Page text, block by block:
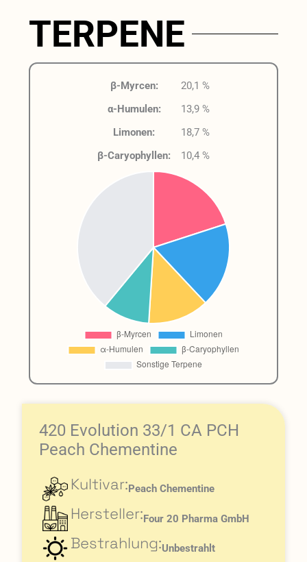
TERPENE
β-Myrcen:
20,1 %
α-Humulen:
13,9 %
Limonen:
18,7 %
β-Caryophyllen:
10,4 %
420 Evolution 33/1 CA PCH
Peach Chementine
Kultivar: Peach Chementine
Hersteller:Four 20 Pharma GmbH
Bestrahlung:Unbestrahlt